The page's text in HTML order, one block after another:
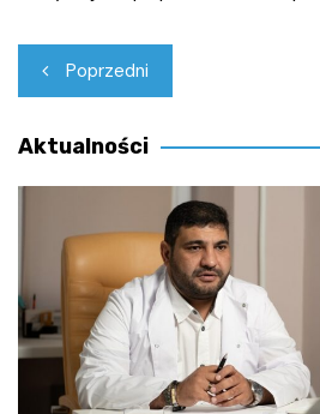
Nawigacja
wpisu
Poprzedni
Aktualności